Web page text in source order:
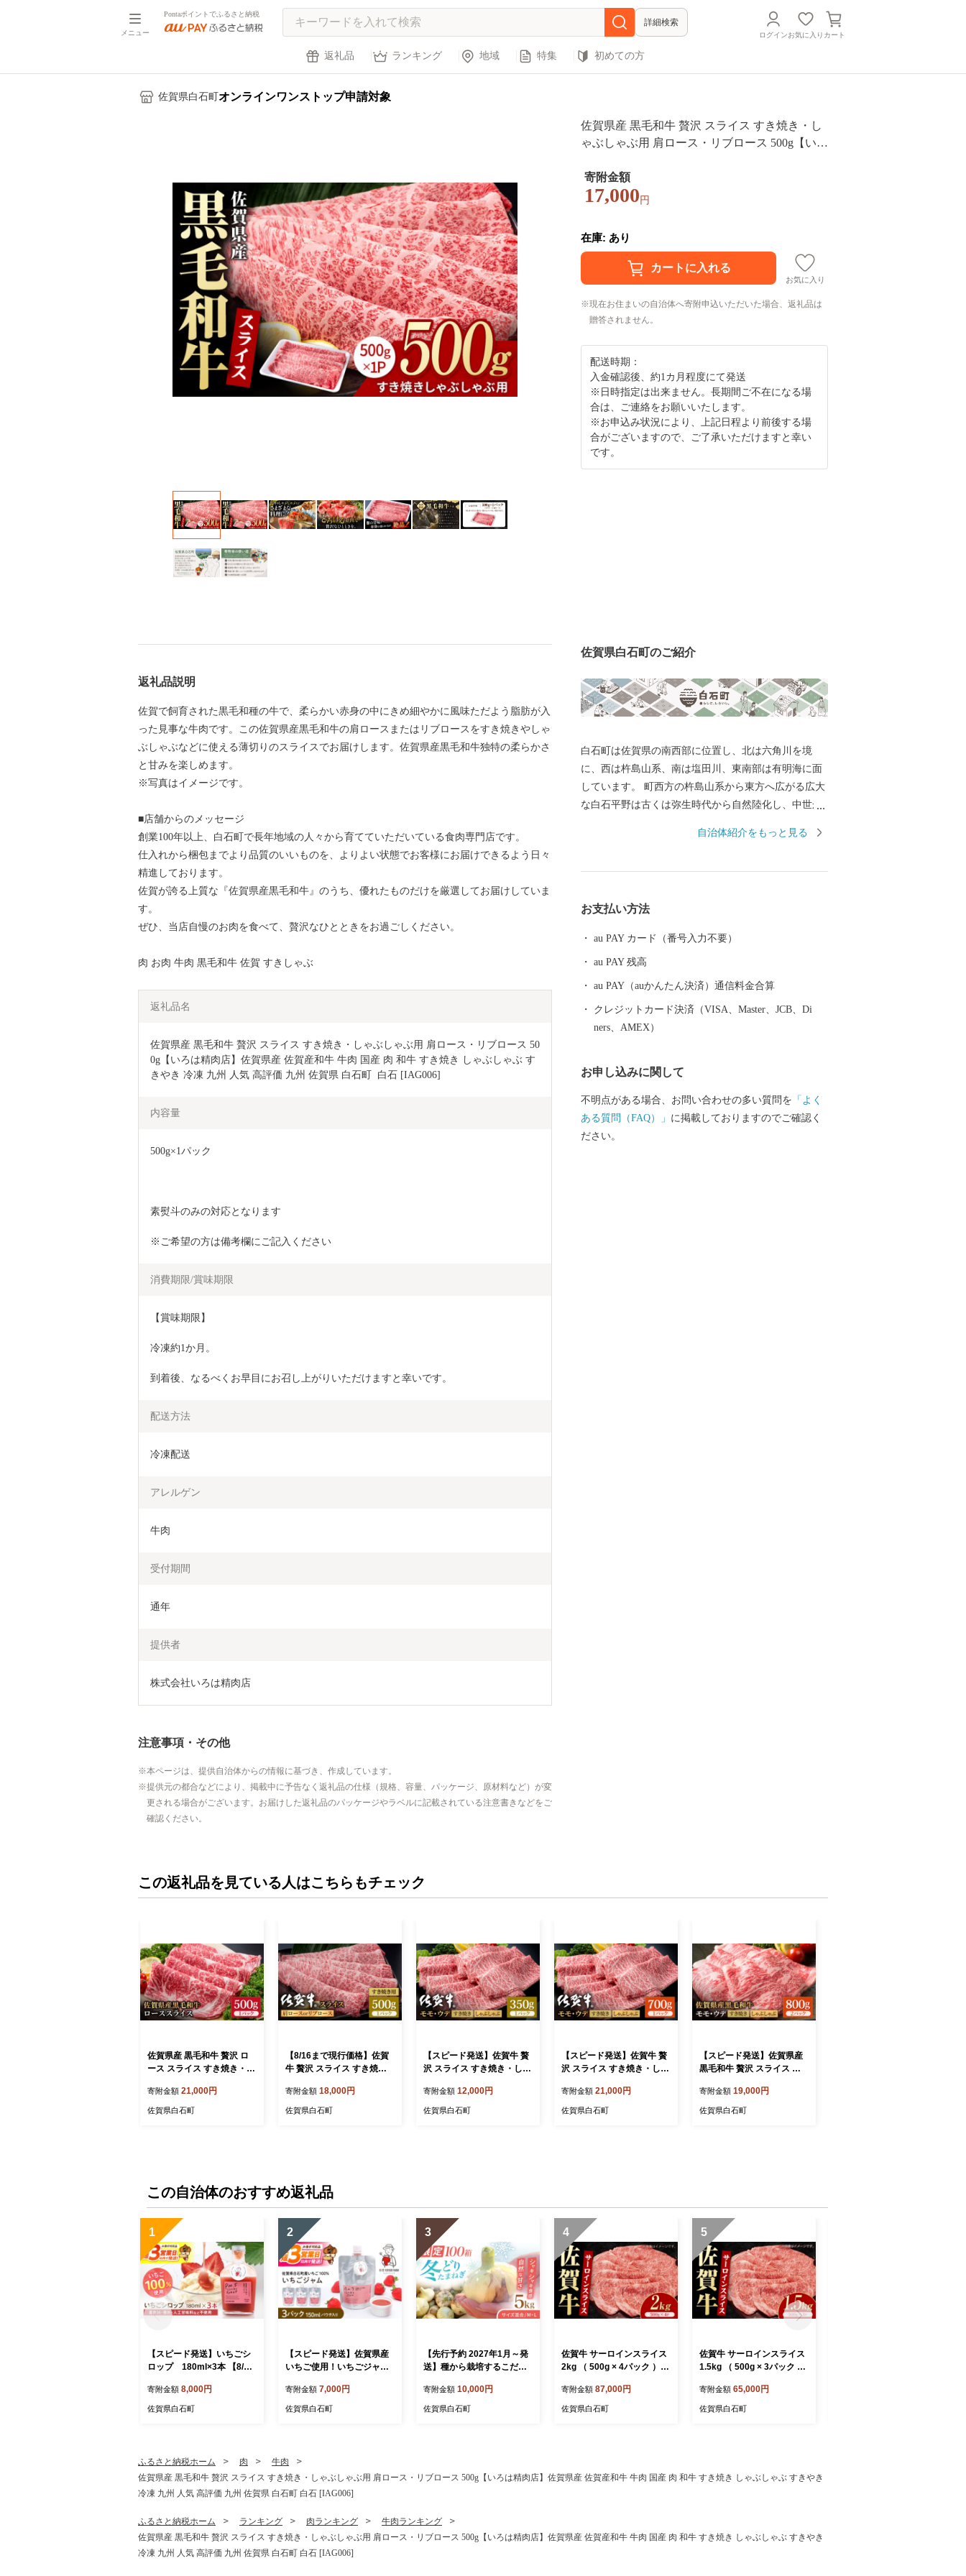
メニュー
Pontaポイントでふるさと納税
詳細検索
ログインお気に入り カート
返礼品 ランキング 地域 特集 初めての方
佐賀県白石町 オンラインワンストップ申請対象
佐賀県産 黒毛和牛 贅沢 スライス すき焼き・し
ゃぶしゃぶ用 肩ロース・リブロース 500g【いろ
牛 すき焼き しゃぶしゃぶ すきやき 冷凍 九州 人
寄附金額
17,000 円
在庫: あり
お気に入り
現在お住まいの自治体へ寄附申込いただいた場合、返礼品は
贈答されません。
配送時期：
入金確認後、約1カ月程度にて発送
※日時指定は出来ません。長期間ご不在になる場
合は、ご連絡をお願いいたします。
※お申込み状況により、上記日程より前後する場
合がございますので、ご了承いただけますと幸い
です。
返礼品説明
佐賀で飼育された黒毛和種の牛で、柔らかい赤身の中にきめ細やかに風味ただよう脂肪が入
った見事な牛肉です。この佐賀県産黒毛和牛の肩ロースまたはリブロースをすき焼きやしゃ
ぶしゃぶなどに使える薄切りのスライスでお届けします。佐賀県産黒毛和牛独特の柔らかさ
と甘みを楽しめます。
※写真はイメージです。
■店舗からのメッセージ
創業100年以上、白石町で長年地域の人々から育てていただいている食肉専門店です。
仕入れから梱包までより品質のいいものを、よりよい状態でお客様にお届けできるよう日々
精進しております。
佐賀が誇る上質な『佐賀県産黒毛和牛』のうち、優れたものだけを厳選してお届けしていま
す。
ぜひ、当店自慢のお肉を食べて、贅沢なひとときをお過ごしください。
肉 お肉 牛肉 黒毛和牛 佐賀 すきしゃぶ
返礼品名
佐賀県産 黒毛和牛 贅沢 スライス すき焼き・しゃぶしゃぶ用 肩ロース・リブロース 50
0g【いろは精肉店】佐賀県産 佐賀産和牛 牛肉 国産 肉 和牛 すき焼き しゃぶしゃぶ す
きやき 冷凍 九州 人気 高評価 九州 佐賀県 白石町  白石 [IAG006]
内容量
500g×1パック
素熨斗のみの対応となります
※ご希望の方は備考欄にご記入ください
消費期限/賞味期限
【賞味期限】
冷凍約1か月。
到着後、なるべくお早目にお召し上がりいただけますと幸いです。
配送方法
冷凍配送
アレルゲン
牛肉
受付期間
通年
提供者
株式会社いろは精肉店
注意事項・その他
本ページは、提供自治体からの情報に基づき、作成しています。
提供元の都合などにより、掲載中に予告なく返礼品の仕様（規格、容量、パッケージ、原材料など）が変
更される場合がございます。お届けした返礼品のパッケージやラベルに記載されている注意書きなどをご
確認ください。
佐賀県白石町のご紹介
白石町は佐賀県の南西部に位置し、北は六角川を境
に、西は杵島山系、南は塩田川、東南部は有明海に面
しています。 町西方の杵島山系から東方へ広がる広大
な白石平野は古くは弥生時代から自然陸化し、中世か
色としては粘室土壌で、米・麦・野菜・施設園芸等の
産品がありますが、特産品である玉ねぎやれんこんは
ともに佐賀県一の生産量を誇り、東京をはじめ全国各
た、有明海で生産される海苔も好評で、ほかにも、キ
ャベツ、アスパラ、イチゴ（さがほのか）さらに牛の
肥育（佐賀牛）も盛んです。さらに新しい産物や6次産
自治体紹介をもっと見る
お支払い方法
au PAY カード（番号入力不要）
au PAY 残高
au PAY（auかんたん決済）通信料金合算
クレジットカード決済（VISA、Master、JCB、Di
ners、AMEX）
お申し込みに関して
不明点がある場合、お問い合わせの多い質問を 「よく
ある質問（FAQ）」 に掲載しておりますのでご確認く
ださい。
この返礼品を見ている人はこちらもチェック
佐賀県産 黒毛和牛 贅沢 ロ
ース スライス すき焼き・し
精肉店】佐賀県産 佐賀産和
牛 牛肉 国産 肉 和牛 すき焼
寄附金額 21,000円
佐賀県白石町
【8/16まで現行価格】佐賀
牛 贅沢 スライス すき焼
スorリブロース 500g【いろ
は精肉店】佐賀県産 佐賀牛
寄附金額 18,000円
佐賀県白石町
【スピード発送】佐賀牛 贅
沢 スライス すき焼き・しゃ
g【いろは精肉店】佐賀県産
佐賀産和牛 牛肉 国産 肉 和
寄附金額 12,000円
佐賀県白石町
【スピード発送】佐賀牛 贅
沢 スライス すき焼き・しゃ
g【いろは精肉店】佐賀県産
佐賀産和牛 牛肉 国産 肉 和
寄附金額 21,000円
佐賀県白石町
【スピード発送】佐賀県産
黒毛和牛 贅沢 スライス す
モ・ウデ 800g（400g×2パ
ック）【いろは精肉店】佐
寄附金額 19,000円
佐賀県白石町
この自治体のおすすめ返礼品
1
【スピード発送】いちごシ
ロップ 180ml×3本 【8/12I
ちごシロップ いちご イチゴ
苺 いちごミルク 牛乳 いち
県 佐賀 白石町 白石 [IBR01
寄附金額 8,000円
佐賀県白石町
2
【スピード発送】佐賀県産
いちご使用！いちごジャム
GOFARM】いちごジャム イ
チゴジャム いちご イチゴ
チ 簡単 国産 九州産 佐賀県
寄附金額 7,000円
佐賀県白石町
3
【先行予約 2027年1月～発
送】種から栽培するこだわ
【藤武農産】 [IDM002]
寄附金額 10,000円
佐賀県白石町
4
佐賀牛 サーロインスライス
2kg （ 500g × 4パック ）
寄附金額 87,000円
佐賀県白石町
5
佐賀牛 サーロインスライス
1.5kg （ 500g × 3パック ）
寄附金額 65,000円
佐賀県白石町
ふるさと納税ホーム 肉
牛肉
佐賀県産 黒毛和牛 贅沢 スライス すき焼き・しゃぶしゃぶ用 肩ロース・リブロース 500g【いろは精肉店】佐賀県産 佐賀産和牛 牛肉 国産 肉 和牛 すき焼き しゃぶしゃぶ すきやき
冷凍 九州 人気 高評価 九州 佐賀県 白石町 白石 [IAG006]
ふるさと納税ホーム ランキング 肉ランキング
牛肉ランキング
佐賀県産 黒毛和牛 贅沢 スライス すき焼き・しゃぶしゃぶ用 肩ロース・リブロース 500g【いろは精肉店】佐賀県産 佐賀産和牛 牛肉 国産 肉 和牛 すき焼き しゃぶしゃぶ すきやき
冷凍 九州 人気 高評価 九州 佐賀県 白石町 白石 [IAG006]